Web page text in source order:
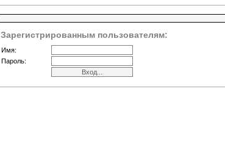
Зарегистрированным пользователям:
Имя:
Пароль: